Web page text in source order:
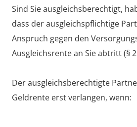
Sind Sie ausgleichsberechtigt,
dass der ausgleichspflichtige
Anspruch gegen den
Ausgleichsrente an Sie abtritt (§
Der ausgleichsberechtigte
Geldrente erst verlangen, wenn: